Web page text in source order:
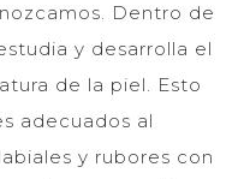
Dentro de
y desarrolla el
de la piel. Esto
adecuados al
y rubores con